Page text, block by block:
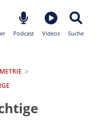
Podcast Videos Suche